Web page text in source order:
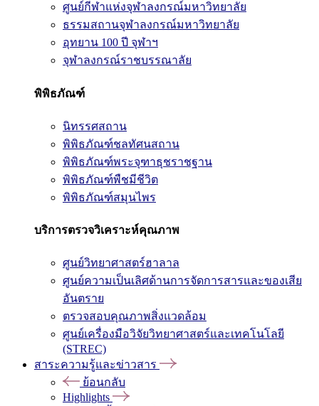
ศูนย์กีฬาแห่งจุฬาลงกรณ์มหาวิทยาลัย
ธรรมสถานจุฬาลงกรณ์มหาวิทยาลัย
อุทยาน 100 ปี จุฬาฯ
จุฬาลงกรณ์ราชบรรณาลัย
พิพิธภัณฑ์
นิทรรศสถาน
พิพิธภัณฑ์ชลทัศนสถาน
พิพิธภัณฑ์พระจุฑาธุชราชฐาน
พิพิธภัณฑ์พืชมีชีวิต
พิพิธภัณฑ์สมุนไพร
บริการตรวจวิเคราะห์คุณภาพ
ศูนย์วิทยาศาสตร์ฮาลาล
ศูนย์ความเป็นเลิศด้านการจัดการสารและของเสีย
อันตราย
ตรวจสอบคุณภาพสิ่งแวดล้อม
ศูนย์เครื่องมือวิจัยวิทยาศาสตร์และเทคโนโลยี
(STREC)
สาระความรู้และข่าวสาร
ย้อนกลับ
Highlights